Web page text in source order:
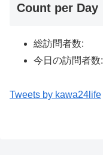
Count per Day
総訪問者数:
今日の訪問者数:
Tweets by kawa24life